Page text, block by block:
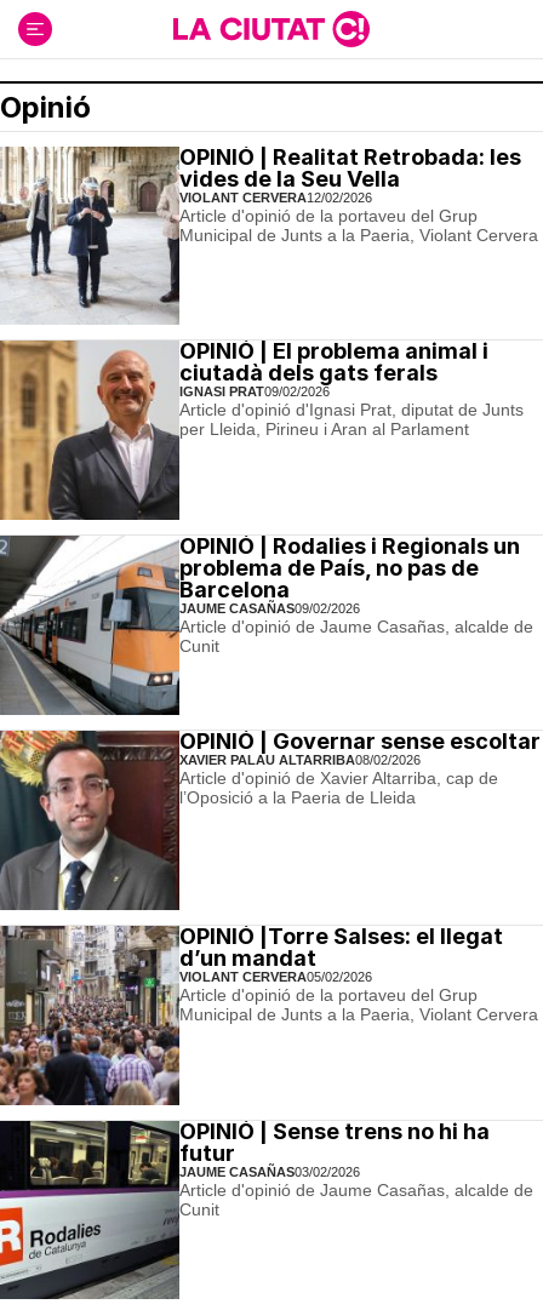
contenido
Opinió
OPINIÓ | Realitat Retrobada: les
vides de la Seu Vella
VIOLANT CERVERA12/02/2026
Article d'opinió de la portaveu del Grup
Municipal de Junts a la Paeria, Violant Cervera
OPINIÓ | El problema animal i
ciutadà dels gats ferals
IGNASI PRAT09/02/2026
Article d'opinió d'Ignasi Prat, diputat de Junts
per Lleida, Pirineu i Aran al Parlament
OPINIÓ | Rodalies i Regionals un
problema de País, no pas de
Barcelona
JAUME CASAÑAS09/02/2026
Article d'opinió de Jaume Casañas, alcalde de
Cunit
OPINIÓ | Governar sense escoltar
XAVIER PALAU ALTARRIBA08/02/2026
Article d'opinió de Xavier Altarriba, cap de
l’Oposició a la Paeria de Lleida
OPINIÓ |Torre Salses: el llegat
d’un mandat
VIOLANT CERVERA05/02/2026
Article d'opinió de la portaveu del Grup
Municipal de Junts a la Paeria, Violant Cervera
OPINIÓ | Sense trens no hi ha
futur
JAUME CASAÑAS03/02/2026
Article d'opinió de Jaume Casañas, alcalde de
Cunit